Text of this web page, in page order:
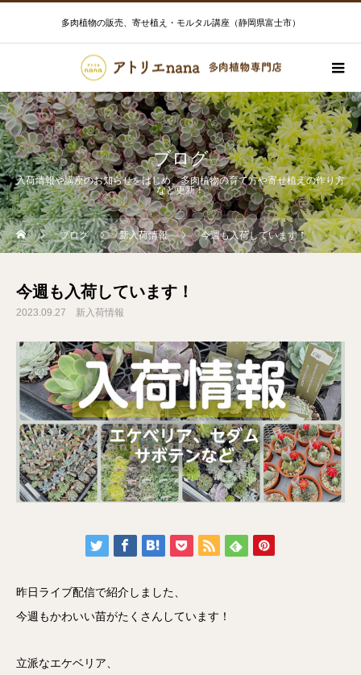
多肉植物の販売、寄せ植え・モルタル講座（静岡県富士市）
ブログ
入荷情報や講座のお知らせをはじめ、多肉植物の育て方や寄せ植えの作り方
など更新！
ブログ 新入荷情報 今週も入荷しています！
今週も入荷しています！
2023.09.27 新入荷情報
昨日ライブ配信で紹介しました、
今週もかわいい苗がたくさんしています！
立派なエケベリア、